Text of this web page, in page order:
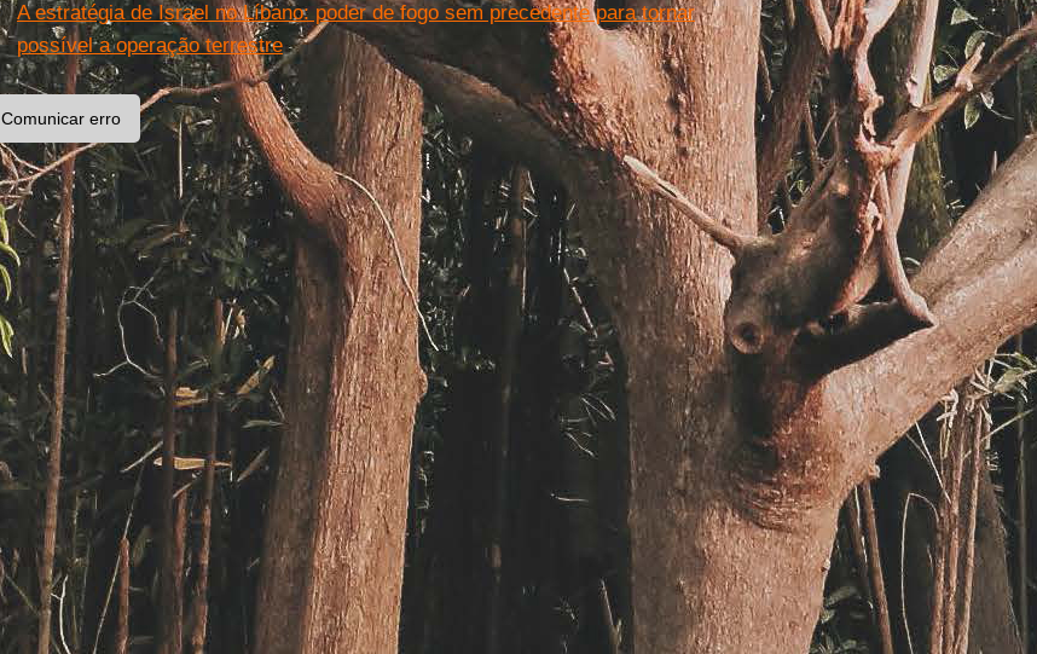
A estratégia de Israel no Líbano: poder de fogo sem precedente para tornar
possível a operação terrestre
Comunicar erro